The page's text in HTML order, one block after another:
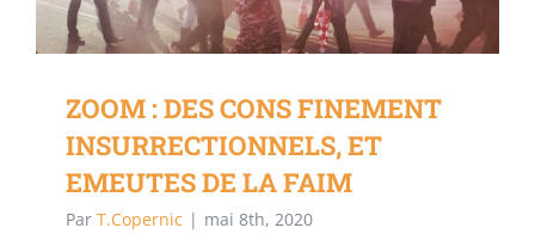
ZOOM : DES CONS FINEMENT
INSURRECTIONNELS, ET
EMEUTES DE LA FAIM
Par T.Copernic | mai 8th, 2020